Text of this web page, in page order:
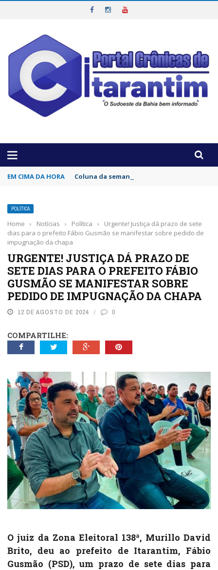
EM CIMA DA HORA Coluna da semana por Lucas Sobrinho:
POLÍTICA
Home › Notícias › Política ›
Urgente! Justiça dá prazo de sete
dias para o prefeito Fábio Gusmão se manifestar sobre pedido de
impugnação da chapa
URGENTE! JUSTIÇA DÁ PRAZO DE
SETE DIAS PARA O PREFEITO FÁBIO
GUSMÃO SE MANIFESTAR SOBRE
PEDIDO DE IMPUGNAÇÃO DA CHAPA
12 DE AGOSTO DE 2024 0
COMPARTILHE:
O juiz da Zona Eleitoral 138ª, Murillo David
Brito, deu ao prefeito de Itarantim, Fábio
Gusmão (PSD), um prazo de sete dias para